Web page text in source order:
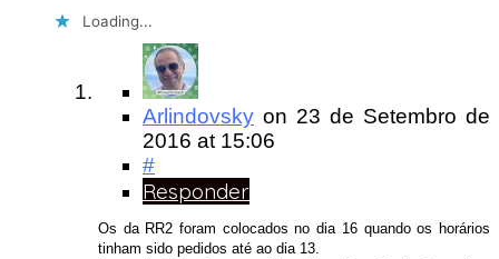
Loading...
Arlindovsky on 23 de Setembro de
2016 at 15:06
#
Responder
Os da RR2 foram colocados no dia 16 quando os horários
tinham sido pedidos até ao dia 13.